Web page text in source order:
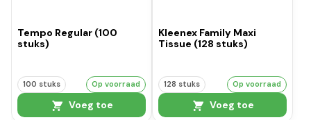
Tempo Regular (100
stuks)
100 stuks Op voorraad
Voeg toe
Kleenex Family Maxi
Tissue (128 stuks)
128 stuks Op voorraad
Voeg toe